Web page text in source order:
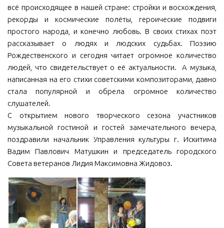
всё происходящее в нашей стране: стройки и восхождения,
рекорды и космические полёты, героические подвиги
простого народа, и конечно любовь. В своих стихах поэт
рассказывает о людях и людских судьбах. Поэзию
Рождественского и сегодня читает огромное количество
людей, что свидетельствует о её актуальности. А музыка,
написанная на его стихи советскими композиторами, давно
стала популярной и обрела огромное количество
слушателей.
С открытием нового творческого сезона участников
музыкальной гостиной и гостей замечательного вечера,
поздравили начальник Управления культуры г. Искитима
Вадим Павлович Матушкин и председатель городского
Совета ветеранов Лидия Максимовна Жидовоз.